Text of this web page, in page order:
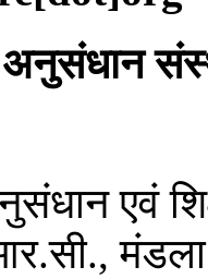
एवं
मंडला